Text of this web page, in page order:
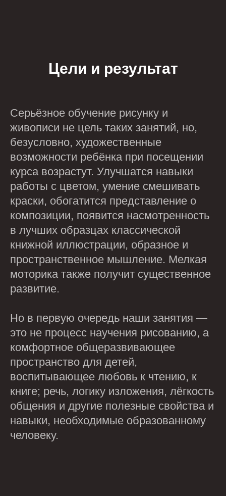
Цели и результат
Серьёзное обучение рисунку и
живописи не цель таких занятий, но,
безусловно, художественные
возможности ребёнка при посещении
курса возрастут. Улучшатся навыки
работы с цветом, умение смешивать
краски, обогатится представление о
композиции, появится насмотренность
в лучших образцах классической
книжной иллюстрации, образное и
пространственное мышление. Мелкая
моторика также получит существенное
развитие.
Но в первую очередь наши занятия —
это не процесс научения рисованию, а
комфортное общеразвивающее
пространство для детей,
воспитывающее любовь к чтению, к
книге; речь, логику изложения, лёгкость
общения и другие полезные свойства и
навыки, необходимые образованному
человеку.